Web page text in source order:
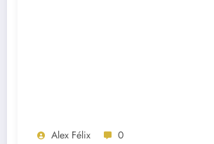
Alex Félix 0